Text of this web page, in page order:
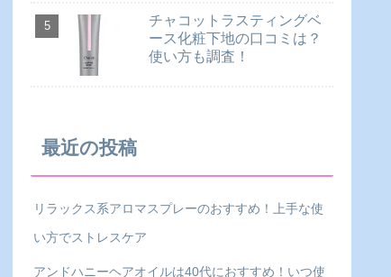
チャコットラスティングベ
ース化粧下地の口コミは？
使い方も調査！
最近の投稿
リラックス系アロマスプレーのおすすめ！上手な使
い方でストレスケア
アンドハニーヘアオイルは40代におすすめ！いつ使